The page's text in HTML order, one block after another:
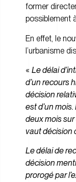
former
possiblement
En effet, le
l’urbanisme
« Le délai
d’un recours
décision
est d’un
deux mois
vaut décision
Le délai de
décision
prorogé par